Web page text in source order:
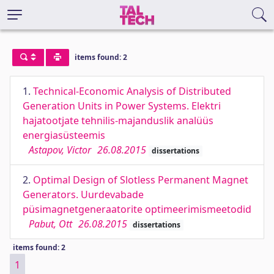
items found: 2
1. Technical-Economic Analysis of Distributed
Generation Units in Power Systems. Elektri
hajatootjate tehnilis-majanduslik analüüs
energiasüsteemis
Astapov, Victor 26.08.2015 dissertations
2. Optimal Design of Slotless Permanent Magnet
Generators. Uurdevabade
püsimagnetgeneraatorite optimeerimismeetodid
Pabut, Ott 26.08.2015 dissertations
items found: 2
1